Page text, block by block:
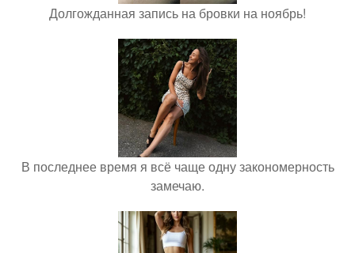
Долгожданная запись на бровки на ноябрь!
В последнее время я всё чаще одну закономерность
замечаю.